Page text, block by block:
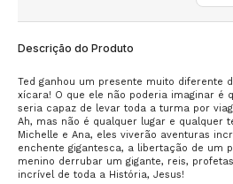
Descrição do Produto
Ted ganhou um presente muito diferente
xícara! O que ele não poderia imaginar é
seria capaz de levar toda a turma por
Ah, mas não é qualquer lugar e qualquer
Michelle e Ana, eles viverão aventuras
enchente gigantesca, a libertação de um
menino derrubar um gigante, reis,
incrível de toda a História, Jesus!